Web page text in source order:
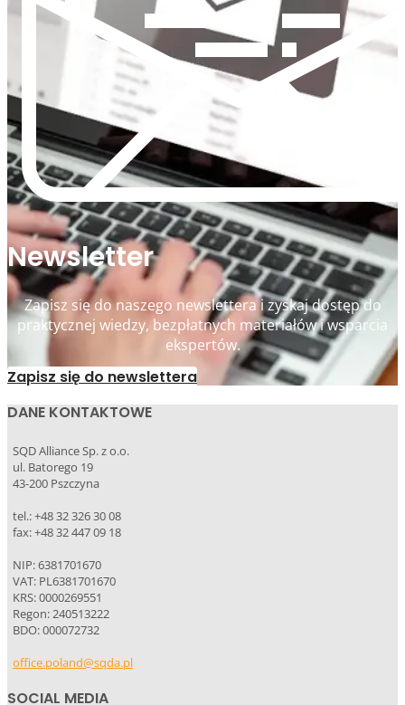
Newsletter
Zapisz się do naszego newslettera i zyskaj dostęp do
praktycznej wiedzy, bezpłatnych materiałów i wsparcia
ekspertów.
Zapisz się do newslettera
DANE KONTAKTOWE
SQD Alliance Sp. z o.o.
ul. Batorego 19
43-200 Pszczyna
tel.: +48 32 326 30 08
fax: +48 32 447 09 18
NIP: 6381701670
VAT: PL6381701670
KRS: 0000269551
Regon: 240513222
BDO: 000072732
office.poland@sqda.pl
SOCIAL MEDIA